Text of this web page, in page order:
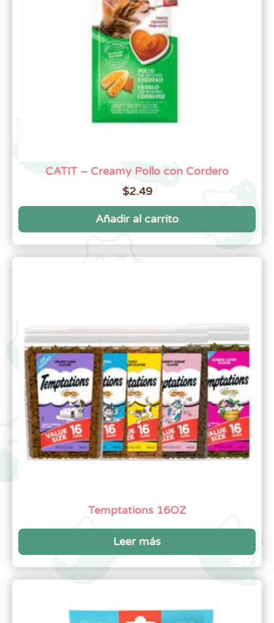
CATIT – Creamy Pollo con Cordero
$2.49
Añadir al carrito
Temptations 16OZ
Leer más